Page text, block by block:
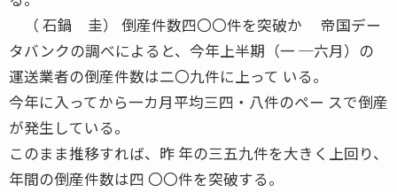
（ 石鍋 圭） 倒産件数四〇〇件を突破か 帝国デー
タバンクの調べによると、今年上半期（一 ─六月）の
運送業者の倒産件数は二〇九件に上って いる。
今年に入ってから一カ月平均三四・八件のペー スで倒産
が発生している。
このまま推移すれば、昨 年の三五九件を大きく上回り、
年間の倒産件数は四 〇〇件を突破する。